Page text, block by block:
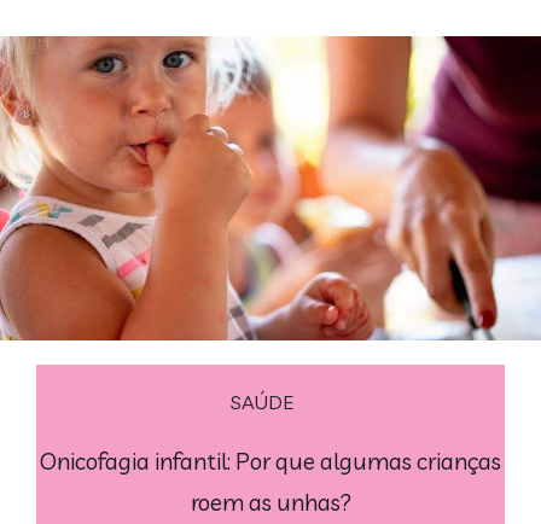
SAÚDE
Onicofagia infantil: Por que algumas crianças
roem as unhas?